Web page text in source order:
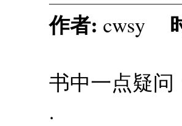
作者: cwsy
书中一点疑问
.